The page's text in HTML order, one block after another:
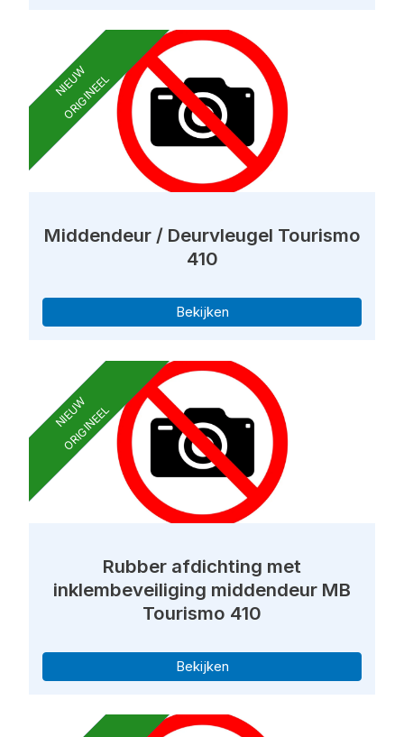
NIEUW
ORIGINEEL
Middendeur / Deurvleugel Tourismo
410
Bekijken
NIEUW
ORIGINEEL
Rubber afdichting met
inklembeveiliging middendeur MB
Tourismo 410
Bekijken